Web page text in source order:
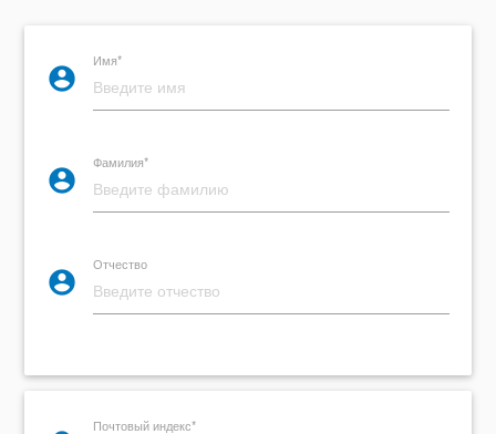
account_circle
Имя*
account_circle
Фамилия*
account_circle
Отчество
Почтовый индекс*